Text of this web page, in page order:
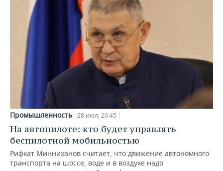
Промышленность 28 июл, 20:45
На автопилоте: кто будет управлять
беспилотной мобильностью
Рифкат Минниханов считает, что движение автономного
транспорта на шоссе, воде и в воздухе надо